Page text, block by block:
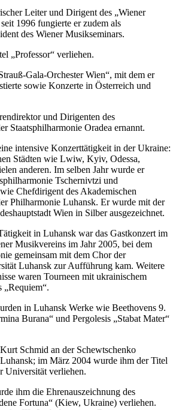
Leiter und Dirigent des „Wiener
1996 fungierte er zudem als
des Wiener Musikseminars.
„Professor“ verliehen.
Gala-Orchester Wien“, mit dem er
sowie Konzerte in Österreich und
und Dirigenten des
Staatsphilharmonie Oradea ernannt.
intensive Konzerttätigkeit in der Ukraine:
Städten wie Lwiw, Kyiv, Odessa,
anderen. Im selben Jahr wurde er
Tschernivtzi und
Chefdirigent des Akademischen
Philharmonie Luhansk. Er wurde mit der
Wien in Silber ausgezeichnet.
in Luhansk war das Gastkonzert im
Musikvereins im Jahr 2005, bei dem
gemeinsam mit dem Chor der
Luhansk zur Aufführung kam. Weitere
waren Tourneen mit ukrainischem
„Requiem“.
in Luhansk Werke wie Beethovens 9.
Burana“ und Pergolesis „Stabat Mater“
Schmid an der Schewtschenko
im März 2004 wurde ihm der Titel
Universität verliehen.
ihm die Ehrenauszeichnung des
Fortuna“ (Kiew, Ukraine) verliehen.